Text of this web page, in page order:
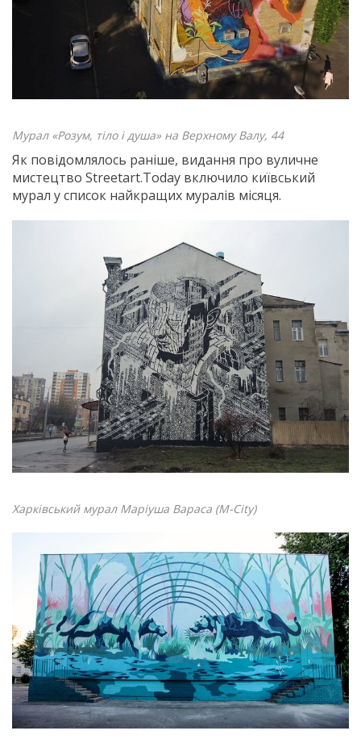
Мурал «Розум, тіло і душа» на Верхному Валу, 44
Як повідомлялось раніше, видання про вуличне
мистецтво Streetart.Today включило київський
мурал у список найкращих муралів місяця.
Харківський мурал Маріуша Варaса (M-City)